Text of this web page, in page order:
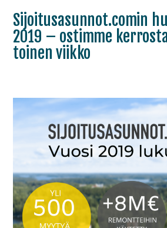
Sijoitusasunnot.comin
2019 – ostimme
toinen viikko